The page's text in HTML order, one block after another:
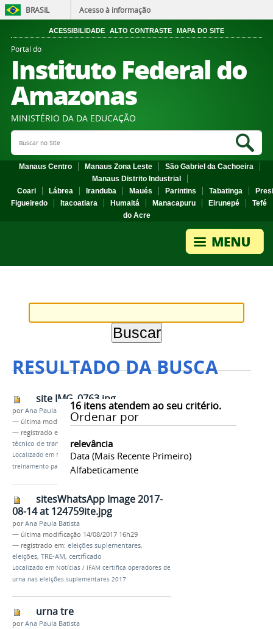
BRASIL Acesso à informação
ACESSIBILIDADE ALTO CONTRASTE MAPA DO SITE
Portal do
Instituto Federal do
Amazonas
MINISTÉRIO DA DA EDUCAÇÃO
Search Site
Manaus Centro Manaus Zona Leste
São Gabriel da Cachoeira
Manaus Distrito Industrial
Coari
Lábrea Iranduba Maués Parintins Tabatinga
Figueiredo
Itacoatiara Humaitá Manacapuru Eirunepé
Tefé
do Acre
RESULTADO DA BUSCA
16itens atendem ao seu critério.
Ordenar por
relevância
Data (mais Recente Primeiro)
Alfabeticamente
site IMG_0763.jpg
porAna Paula Batista
— última modificação19/09/2016 13h57
— registrado em:
técnico de transmissão
Localizado em Notícias /Semana intensa de
treinamento para os TSAT
sitesWhatsApp Image 2017-
08-14 at 124759ite.jpg
porAna Paula Batista
— última modificação 14/08/2017 16h29
— registrado em: eleições suplementares,
eleições, TRE-AM, certificado
Localizado em Notícias / IFAM certifica operadores de
urna nas eleições suplementares 2017
urna tre
porAna Paula Batista